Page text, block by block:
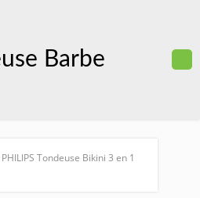
Barbe
Tondeuse Bikini 3 en 1